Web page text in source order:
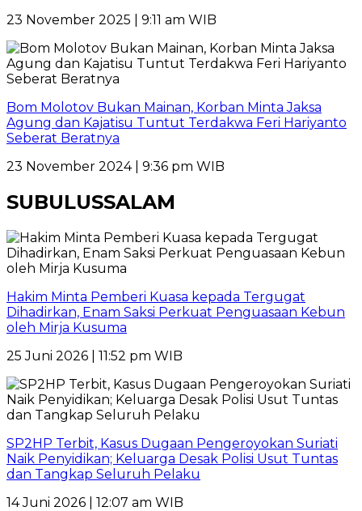
23 November 2025 | 9:11 am WIB
Bom Molotov Bukan Mainan, Korban Minta Jaksa
Agung dan Kajatisu Tuntut Terdakwa Feri Hariyanto
Seberat Beratnya
23 November 2024 | 9:36 pm WIB
SUBULUSSALAM
Hakim Minta Pemberi Kuasa kepada Tergugat
Dihadirkan, Enam Saksi Perkuat Penguasaan Kebun
oleh Mirja Kusuma
25 Juni 2026 | 11:52 pm WIB
SP2HP Terbit, Kasus Dugaan Pengeroyokan Suriati
Naik Penyidikan; Keluarga Desak Polisi Usut Tuntas
dan Tangkap Seluruh Pelaku
14 Juni 2026 | 12:07 am WIB